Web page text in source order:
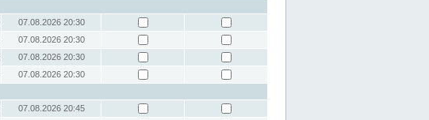
07.08.2026 20:30
07.08.2026 20:30
07.08.2026 20:30
07.08.2026 20:30
07.08.2026 20:45